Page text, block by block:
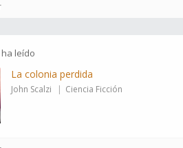
ha leído
La colonia perdida
John Scalzi Ciencia Ficción